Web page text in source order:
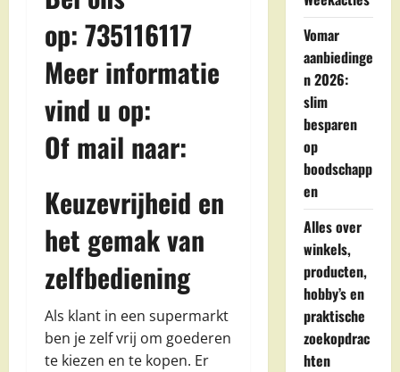
op: 735116117
Meer informatie
vind u op:
Of mail naar:
Keuzevrijheid en
het gemak van
zelfbediening
Als klant in een supermarkt
ben je zelf vrij om goederen
te kiezen en te kopen. Er
Vomar
aanbiedinge
n 2026:
slim
besparen
op
boodschapp
en
Alles over
winkels,
producten,
hobby’s en
praktische
zoekopdrac
hten